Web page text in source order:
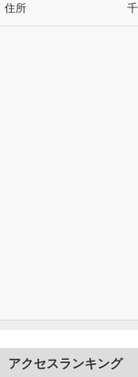
住所
アクセスランキング